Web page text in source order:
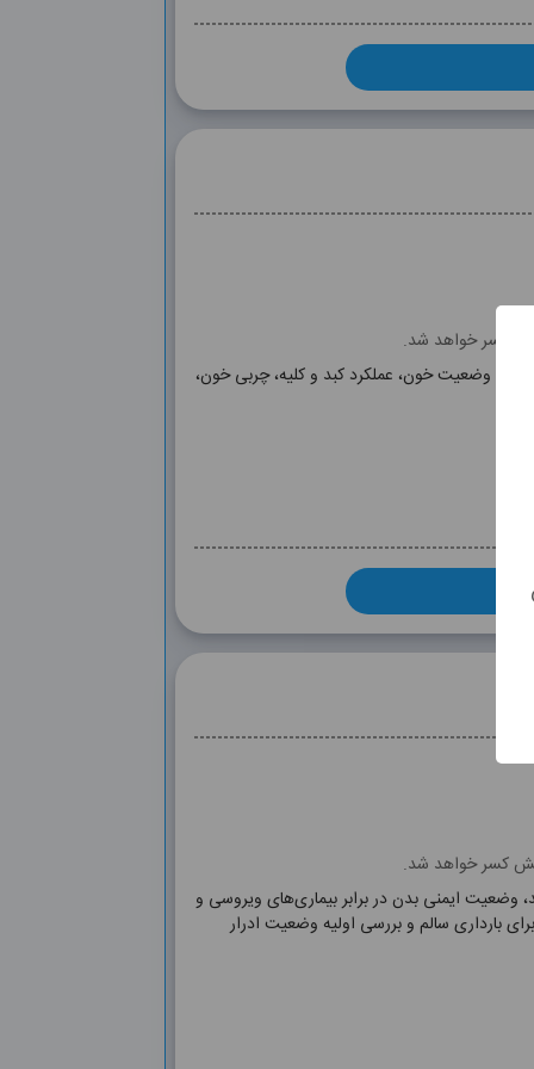
کسر خواهد شد.
وضعیت خون، عملکرد کبد و کلیه، چربی خون،
CBC, FBS, ESR, CHOL, LDL, HDL, TG,
کسر خواهد شد.
وضعیت ایمنی بدن در برابر بیماری‌های ویروسی و